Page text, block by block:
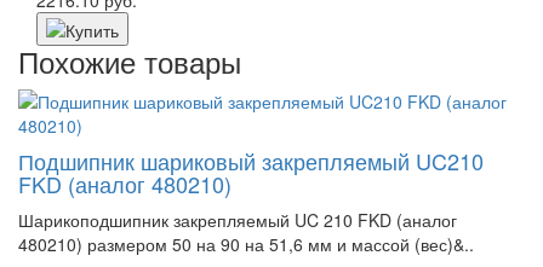
Похожие товары
Подшипник шариковый закрепляемый UC210
FKD (аналог 480210)
Шарикоподшипник закрепляемый UC 210 FKD (аналог
480210) размером 50 на 90 на 51,6 мм и массой (вес)&..